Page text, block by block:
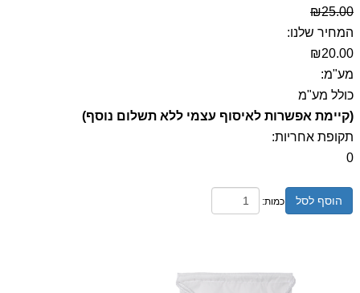
₪25.00
המחיר שלנו:
₪20.00
מע"מ:
כולל מע"מ
(קיימת אפשרות לאיסוף עצמי ללא תשלום נוסף)
תקופת אחריות:
0
הוסף לסל כמות: